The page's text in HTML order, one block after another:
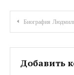
по
записям
Биография Людмилы Давыдовой все, что нужно знать о
Добавить